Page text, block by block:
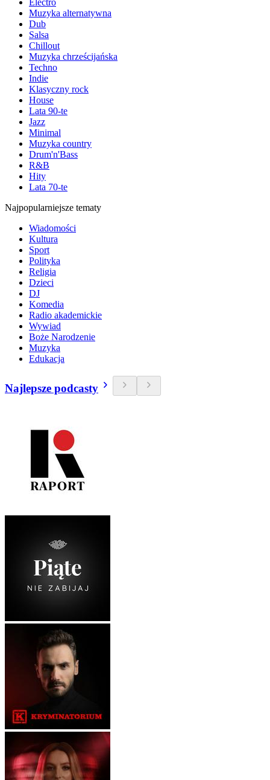
Electro
Muzyka alternatywna
Dub
Salsa
Chillout
Muzyka chrześcijańska
Techno
Indie
Klasyczny rock
House
Lata 90-te
Jazz
Minimal
Muzyka country
Drum'n'Bass
R&B
Hity
Lata 70-te
Najpopularniejsze tematy
Wiadomości
Kultura
Sport
Polityka
Religia
Dzieci
DJ
Komedia
Radio akademickie
Wywiad
Boże Narodzenie
Muzyka
Edukacja
Najlepsze podcasty